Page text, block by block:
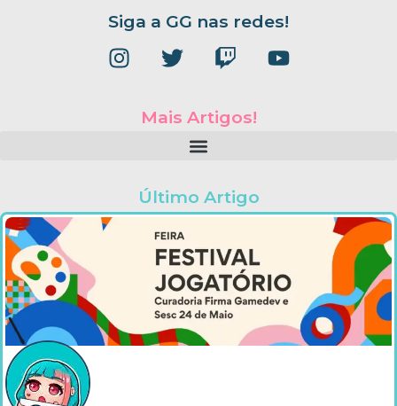
Siga a GG nas redes!
Mais Artigos!
Último Artigo